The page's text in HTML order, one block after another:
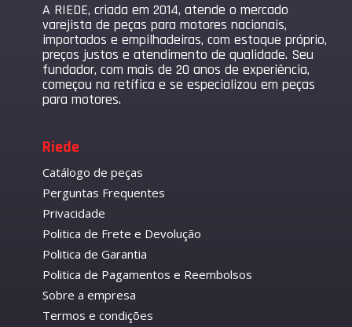
A RIEDE, criada em 2014, atende o mercado
varejista de peças para motores nacionais,
importados e empilhadeiras, com estoque próprio,
preços justos e atendimento de qualidade. Seu
fundador, com mais de 20 anos de experiência,
começou na retífica e se especializou em peças
para motores.
Riede
Catálogo de peças
Perguntas Frequentes
Privacidade
Politica de Frete e Devolução
Politica de Garantia
Politica de Pagamentos e Reembolsos
Sobre a empresa
Termos e condições